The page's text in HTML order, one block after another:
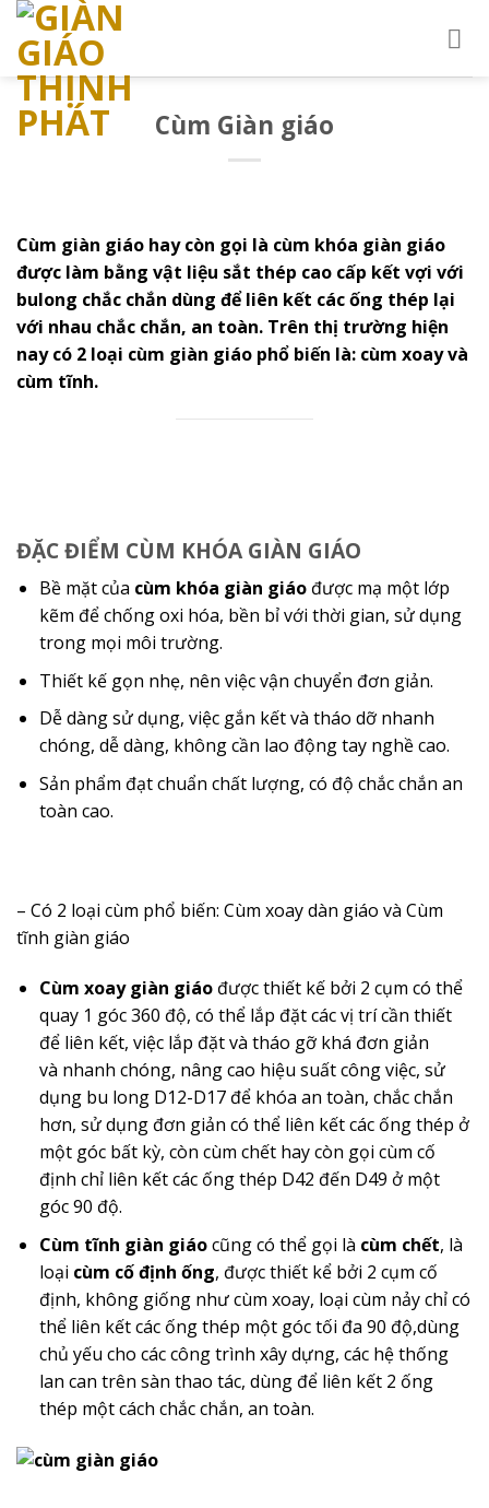
Skip
content
Cùm Giàn giáo
Cùm giàn giáo hay còn gọi là cùm khóa giàn giáo
được làm bằng vật liệu sắt thép cao cấp kết vợi với
bulong chắc chắn dùng để liên kết các ống thép lại
với nhau chắc chắn, an toàn. Trên thị trường hiện
nay có 2 loại cùm giàn giáo phổ biến là: cùm xoay và
cùm tĩnh.
ĐẶC ĐIỂM CÙM KHÓA GIÀN GIÁO
Bề mặt của cùm khóa giàn giáođược mạ một lớp
kẽm để chống oxi hóa, bền bỉ với thời gian, sử dụng
trong mọi môi trường.
Thiết kế gọn nhẹ, nên việc vận chuyển đơn giản.
Dễ dàng sử dụng, việc gắn kết và tháo dỡ nhanh
chóng, dễ dàng, không cần lao động tay nghề cao.
Sản phẩm đạt chuẩn chất lượng, có độ chắc chắn an
toàn cao.
– Có 2 loại cùm phổ biến: Cùm xoay dàn giáo và Cùm
tĩnh giàn giáo
Cùm xoay giàn giáođược thiết kế bởi 2 cụm có thể
quay 1 góc 360 độ, có thể lắp đặt các vị trí cần thiết
để liên kết, việc lắp đặt và tháo gỡ khá đơn giản
và nhanh chóng, nâng cao hiệu suất công việc, sử
dụng bu long D12-D17 để khóa an toàn, chắc chắn
hơn, sử dụng đơn giản có thể liên kết các ống thép ở
một góc bất kỳ, còn cùm chết hay còn gọi cùm cố
định chỉ liên kết các ống thép D42 đến D49 ở một
góc 90 độ.
Cùm tĩnh giàn giáocũng có thể gọi là cùm chết, là
loại cùm cố định ống, được thiết kể bởi 2 cụm cố
định, không giống như cùm xoay, loại cùm nảy chỉ có
thể liên kết các ống thép một góc tối đa 90 độ,dùng
chủ yếu cho các công trình xây dựng, các hệ thống
lan can trên sàn thao tác, dùng để liên kết 2 ống
thép một cách chắc chắn, an toàn.